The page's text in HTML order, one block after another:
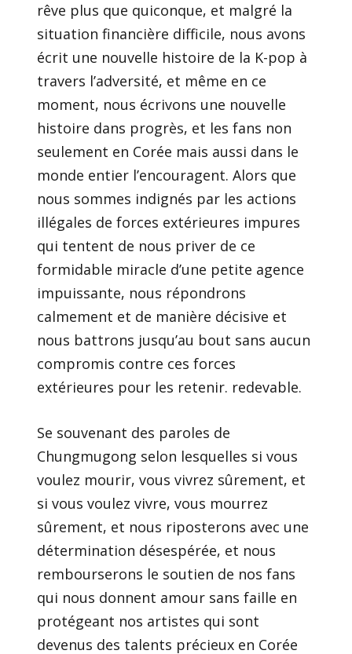
rêve plus que quiconque, et malgré la
situation financière difficile, nous avons
écrit une nouvelle histoire de la K-pop à
travers l’adversité, et même en ce
moment, nous écrivons une nouvelle
histoire dans progrès, et les fans non
seulement en Corée mais aussi dans le
monde entier l’encouragent. Alors que
nous sommes indignés par les actions
illégales de forces extérieures impures
qui tentent de nous priver de ce
formidable miracle d’une petite agence
impuissante, nous répondrons
calmement et de manière décisive et
nous battrons jusqu’au bout sans aucun
compromis contre ces forces
extérieures pour les retenir. redevable.
Se souvenant des paroles de
Chungmugong selon lesquelles si vous
voulez mourir, vous vivrez sûrement, et
si vous voulez vivre, vous mourrez
sûrement, et nous riposterons avec une
détermination désespérée, et nous
rembourserons le soutien de nos fans
qui nous donnent amour sans faille en
protégeant nos artistes qui sont
devenus des talents précieux en Corée